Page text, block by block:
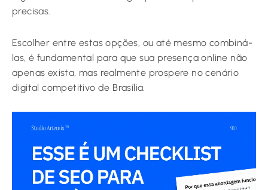
precisas.
Escolher entre estas opções, ou até mesmo combiná-
las, é fundamental para que sua presença online não
apenas exista, mas realmente prospere no cenário
digital competitivo de Brasília.